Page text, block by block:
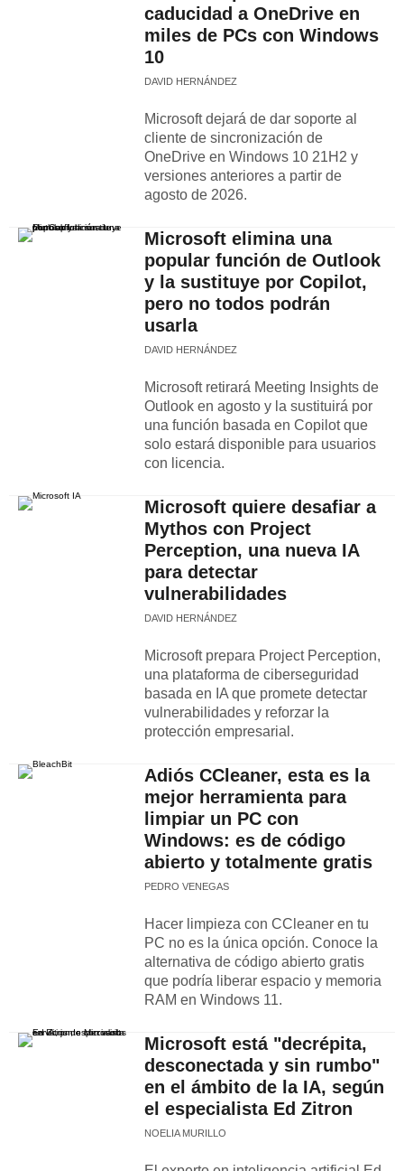
caducidad a OneDrive en
miles de PCs con Windows
10
DAVID HERNÁNDEZ
Microsoft dejará de dar soporte al
cliente de sincronización de
OneDrive en Windows 10 21H2 y
versiones anteriores a partir de
agosto de 2026.
Microsoft elimina una
popular función de Outlook
y la sustituye por Copilot,
pero no todos podrán
usarla
DAVID HERNÁNDEZ
Microsoft retirará Meeting Insights de
Outlook en agosto y la sustituirá por
una función basada en Copilot que
solo estará disponible para usuarios
con licencia.
Microsoft quiere desafiar a
Mythos con Project
Perception, una nueva IA
para detectar
vulnerabilidades
DAVID HERNÁNDEZ
Microsoft prepara Project Perception,
una plataforma de ciberseguridad
basada en IA que promete detectar
vulnerabilidades y reforzar la
protección empresarial.
Adiós CCleaner, esta es la
mejor herramienta para
limpiar un PC con
Windows: es de código
abierto y totalmente gratis
PEDRO VENEGAS
Hacer limpieza con CCleaner en tu
PC no es la única opción. Conoce la
alternativa de código abierto gratis
que podría liberar espacio y memoria
RAM en Windows 11.
Microsoft está "decrépita,
desconectada y sin rumbo"
en el ámbito de la IA, según
el especialista Ed Zitron
NOELIA MURILLO